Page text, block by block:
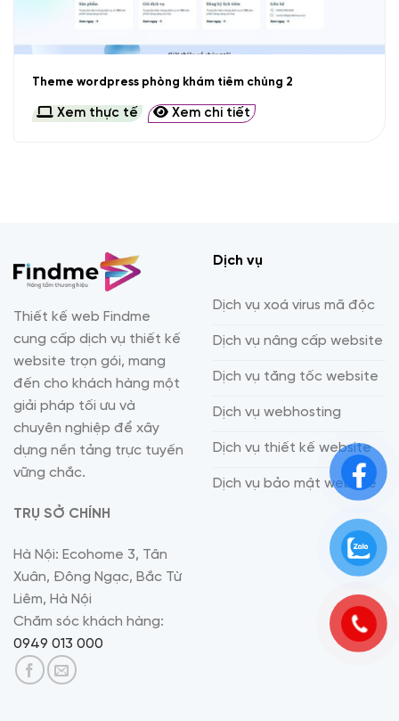
Theme wordpress phòng khám tiêm chủng 2
Xem thực tế Xem chi tiết
Thiết kế web Findme
cung cấp dịch vụ thiết kế
website trọn gói, mang
đến cho khách hàng một
giải pháp tối ưu và
chuyên nghiệp để xây
dựng nền tảng trực tuyến
vững chắc.
TRỤ SỞ CHÍNH
Hà Nội: Ecohome 3, Tân
Xuân, Đông Ngạc, Bắc Từ
Liêm, Hà Nội
Chăm sóc khách hàng:
0949 013 000
Dịch vụ
Dịch vụ xoá virus mã độc
Dịch vụ nâng cấp website
Dịch vụ tăng tốc website
Dịch vụ webhosting
Dịch vụ thiết kế website
Dịch vụ bảo mật website